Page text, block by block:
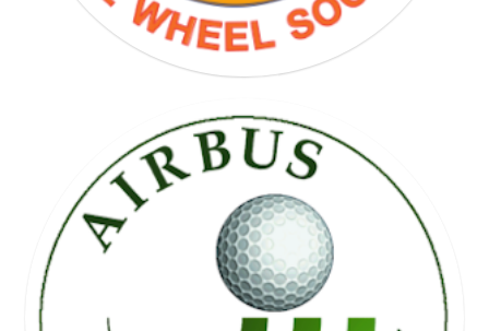
FREE WHEEL SOCIETY